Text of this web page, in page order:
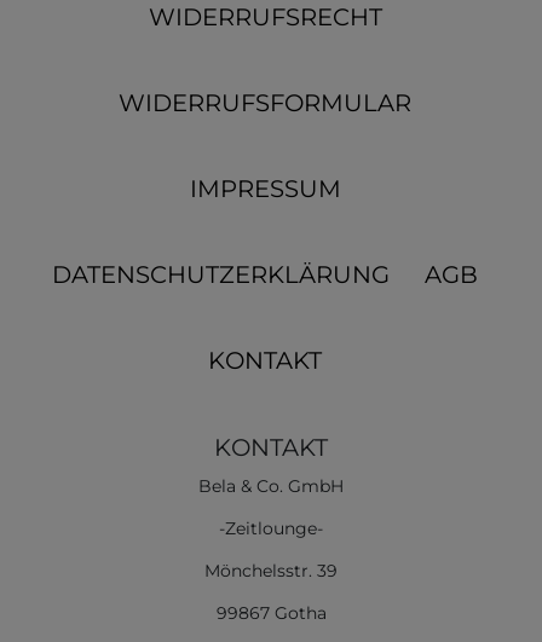
WIDERRUFSRECHT
WIDERRUFSFORMULAR
IMPRESSUM
DATENSCHUTZERKLÄRUNG AGB
KONTAKT
KONTAKT
Bela & Co. GmbH
-Zeitlounge-
Mönchelsstr. 39
99867 Gotha